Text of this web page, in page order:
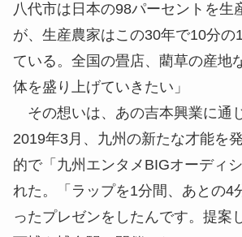
八代市は日本の98パーセントを生
が、生産農家はこの30年で10分の
ている。全国の畳店、藺草の産地
体を盛り上げていきたい」
その想いは、あの吉本興業に通
2019年3月、九州の新たな才能を
的で「九州エンタメBIGオーディ
れた。「ラップを1分間、あとの4
ったプレゼンをしたんです。提案